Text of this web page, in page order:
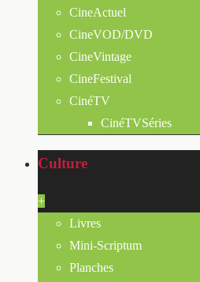
CineActuel
CineVOD/DVD
CineVintage
CineFestival
CinéTV
CinéTVSéries
Culture
+
Livres
Mini-Scriptum
Planches